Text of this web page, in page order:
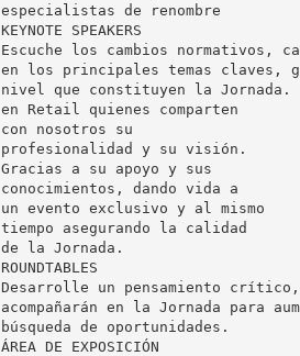
especialistas de renombre
KEYNOTE SPEAKERS
Escuche los cambios normativos,
en los principales temas claves,
nivel que constituyen la Jornada.
en Retail quienes comparten
con nosotros su
profesionalidad y su visión.
Gracias a su apoyo y sus
conocimientos, dando vida a
un evento exclusivo y al mismo
tiempo asegurando la calidad
de la Jornada.
ROUNDTABLES
Desarrolle un pensamiento
acompañarán en la Jornada para
búsqueda de oportunidades.
ÁREA DE EXPOSICIÓN